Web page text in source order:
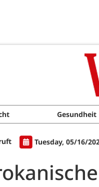
Gesundheit
Tuesday, 05/16/